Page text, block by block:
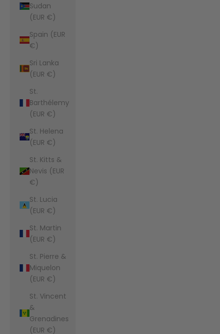
Sudan
(EUR €)
Spain (EUR
€)
Sri Lanka
(EUR €)
St.
Barthélemy
(EUR €)
St. Helena
(EUR €)
St. Kitts &
Nevis (EUR
€)
St. Lucia
(EUR €)
St. Martin
(EUR €)
St. Pierre &
Miquelon
(EUR €)
St. Vincent
&
Grenadines
(EUR €)